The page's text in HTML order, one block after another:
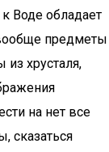
Воде обладает
предметы
хрусталя,
на нет все
сказаться